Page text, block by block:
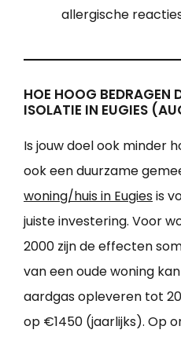
allergische
HOE HOOG BEDRAGEN
ISOLATIE IN EUGIES
Is jouw doel ook minder
ook een duurzame
woning/huis in Eugiesis
juiste investering. Voor
2000 zijn de effecten
van een oude woning
aardgas opleveren tot
op €1450 (jaarlijks). Op